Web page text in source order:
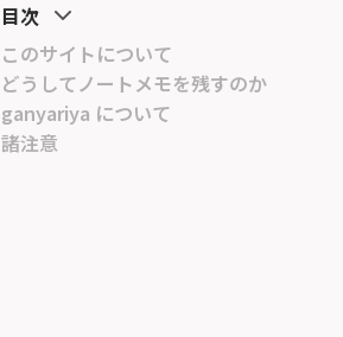
目次
このサイトについて
どうしてノートメモを残すのか
ganyariya について
諸注意